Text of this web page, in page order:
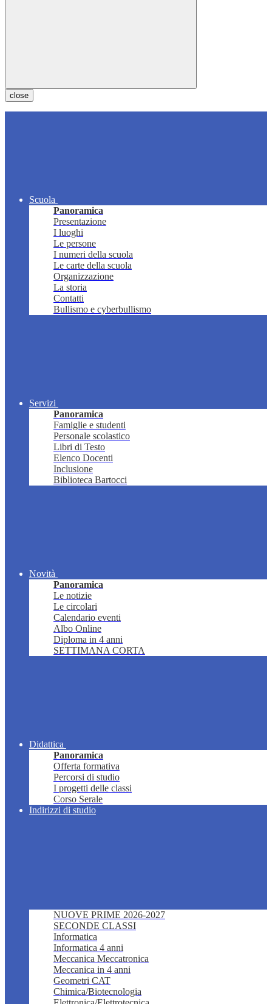
close
Scuola
Panoramica
Presentazione
I luoghi
Le persone
I numeri della scuola
Le carte della scuola
Organizzazione
La storia
Contatti
Bullismo e cyberbullismo
Servizi
Panoramica
Famiglie e studenti
Personale scolastico
Libri di Testo
Elenco Docenti
Inclusione
Biblioteca Bartocci
Novità
Panoramica
Le notizie
Le circolari
Calendario eventi
Albo Online
Diploma in 4 anni
SETTIMANA CORTA
Didattica
Panoramica
Offerta formativa
Percorsi di studio
I progetti delle classi
Corso Serale
Indirizzi di studio
NUOVE PRIME 2026-2027
SECONDE CLASSI
Informatica
Informatica 4 anni
Meccanica Meccatronica
Meccanica in 4 anni
Geometri CAT
Chimica/Biotecnologia